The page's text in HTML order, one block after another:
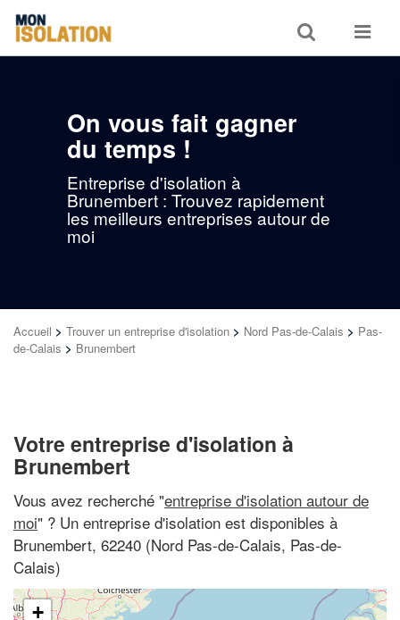
Toggle
search
Toggle
On vous fait gagner
du temps !
Entreprise d'isolation à
Brunembert : Trouvez rapidement
les meilleurs entreprises autour de
moi
Accueil > Trouver un entreprise d'isolation > Nord Pas-de-Calais > Pas-
de-Calais > Brunembert
Votre entreprise d'isolation à
Brunembert
Vous avez recherché "entreprise d'isolation autour de
moi" ? Un entreprise d'isolation est disponibles à
Brunembert, 62240 (Nord Pas-de-Calais, Pas-de-
Calais)
+